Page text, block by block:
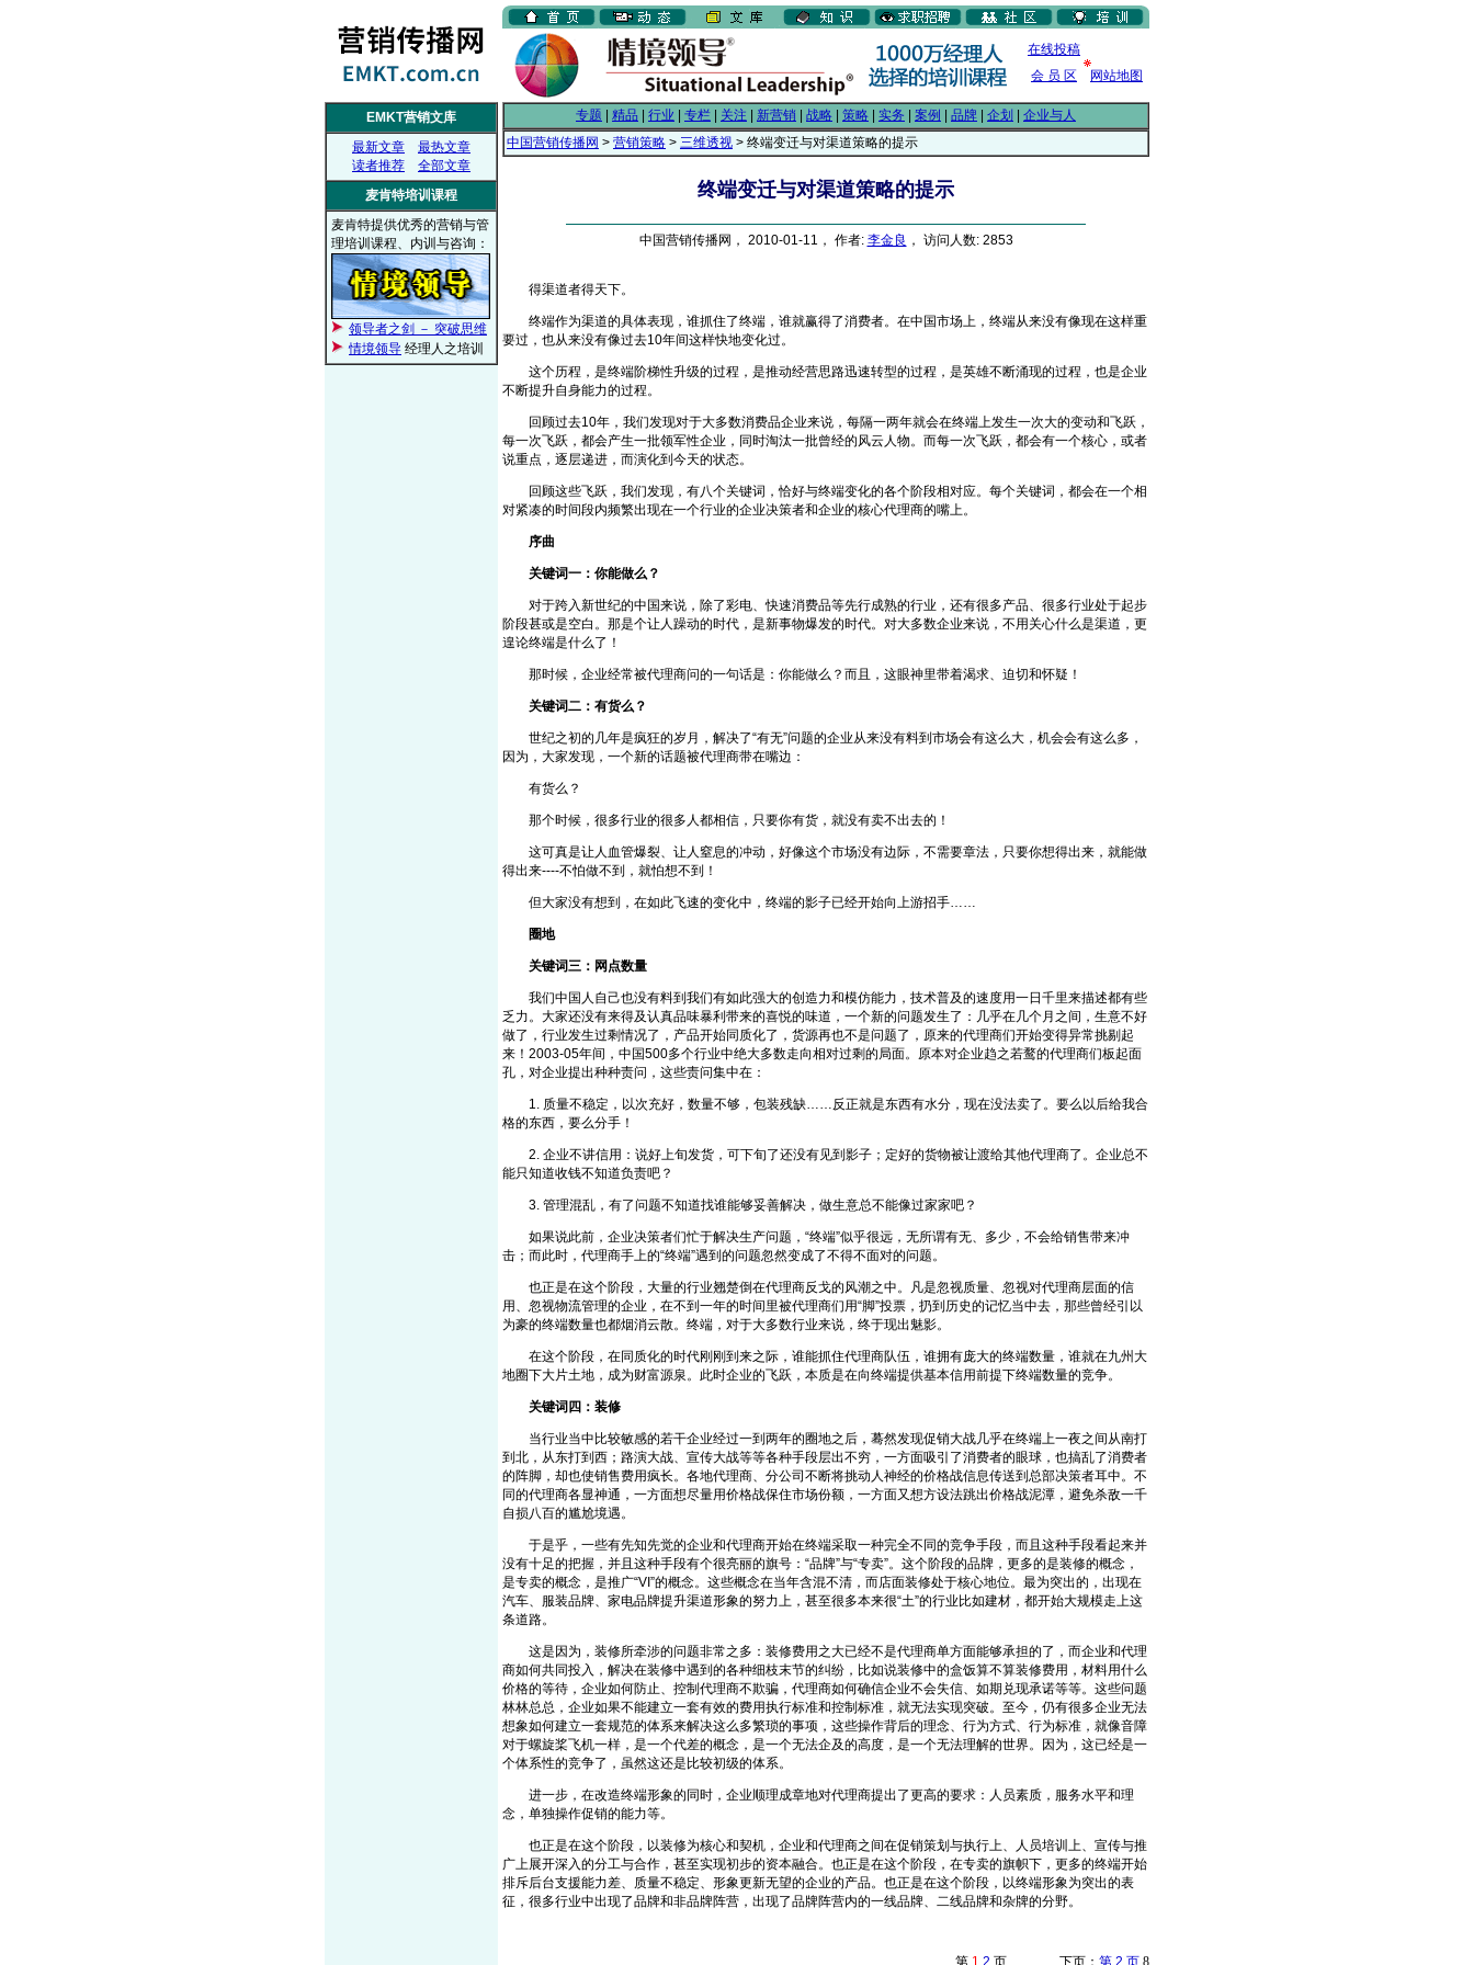
在线投稿
会 员 区
网站地图
EMKT营销文库
最新文章
最热文章
读者推荐
全部文章
麦肯特培训课程
麦肯特提供优秀的营销与管
理培训课程、内训与咨询：
领导者之剑 － 突破思维
情境领导 经理人之培训
专题 精品 行业 专栏 关注 新营销 战略 策略 实务 案例 品牌 企划
企业与人
中国营销传播网 > 营销策略 > 三维透视 > 终端变迁与对渠道策略的提示
终端变迁与对渠道策略的提示
中国营销传播网， 2010-01-11， 作者: 李金良 ， 访问人数: 2853
得渠道者得天下。
终端作为渠道的具体表现，谁抓住了终端，谁就赢得了消费者。在中国市场上，终端从来没有像现在这样重
要过，也从来没有像过去10年间这样快地变化过。
这个历程，是终端阶梯性升级的过程，是推动经营思路迅速转型的过程，是英雄不断涌现的过程，也是企业
不断提升自身能力的过程。
回顾过去10年，我们发现对于大多数消费品企业来说，每隔一两年就会在终端上发生一次大的变动和飞跃，
每一次飞跃，都会产生一批领军性企业，同时淘汰一批曾经的风云人物。而每一次飞跃，都会有一个核心，或者
说重点，逐层递进，而演化到今天的状态。
回顾这些飞跃，我们发现，有八个关键词，恰好与终端变化的各个阶段相对应。每个关键词，都会在一个相
对紧凑的时间段内频繁出现在一个行业的企业决策者和企业的核心代理商的嘴上。
序曲
关键词一：你能做么？
对于跨入新世纪的中国来说，除了彩电、快速消费品等先行成熟的行业，还有很多产品、很多行业处于起步
阶段甚或是空白。那是个让人躁动的时代，是新事物爆发的时代。对大多数企业来说，不用关心什么是渠道，更
遑论终端是什么了！
那时候，企业经常被代理商问的一句话是：你能做么？而且，这眼神里带着渴求、迫切和怀疑！
关键词二：有货么？
世纪之初的几年是疯狂的岁月，解决了“有无”问题的企业从来没有料到市场会有这么大，机会会有这么多，
因为，大家发现，一个新的话题被代理商带在嘴边：
有货么？
那个时候，很多行业的很多人都相信，只要你有货，就没有卖不出去的！
这可真是让人血管爆裂、让人窒息的冲动，好像这个市场没有边际，不需要章法，只要你想得出来，就能做
得出来----不怕做不到，就怕想不到！
但大家没有想到，在如此飞速的变化中，终端的影子已经开始向上游招手……
圈地
关键词三：网点数量
我们中国人自己也没有料到我们有如此强大的创造力和模仿能力，技术普及的速度用一日千里来描述都有些
乏力。大家还没有来得及认真品味暴利带来的喜悦的味道，一个新的问题发生了：几乎在几个月之间，生意不好
做了，行业发生过剩情况了，产品开始同质化了，货源再也不是问题了，原来的代理商们开始变得异常挑剔起
来！2003-05年间，中国500多个行业中绝大多数走向相对过剩的局面。原本对企业趋之若鹜的代理商们板起面
孔，对企业提出种种责问，这些责问集中在：
1. 质量不稳定，以次充好，数量不够，包装残缺……反正就是东西有水分，现在没法卖了。要么以后给我合
格的东西，要么分手！
2. 企业不讲信用：说好上旬发货，可下旬了还没有见到影子；定好的货物被让渡给其他代理商了。企业总不
能只知道收钱不知道负责吧？
3. 管理混乱，有了问题不知道找谁能够妥善解决，做生意总不能像过家家吧？
如果说此前，企业决策者们忙于解决生产问题，“终端”似乎很远，无所谓有无、多少，不会给销售带来冲
击；而此时，代理商手上的“终端”遇到的问题忽然变成了不得不面对的问题。
也正是在这个阶段，大量的行业翘楚倒在代理商反戈的风潮之中。凡是忽视质量、忽视对代理商层面的信
用、忽视物流管理的企业，在不到一年的时间里被代理商们用“脚”投票，扔到历史的记忆当中去，那些曾经引以
为豪的终端数量也都烟消云散。终端，对于大多数行业来说，终于现出魅影。
在这个阶段，在同质化的时代刚刚到来之际，谁能抓住代理商队伍，谁拥有庞大的终端数量，谁就在九州大
地圈下大片土地，成为财富源泉。此时企业的飞跃，本质是在向终端提供基本信用前提下终端数量的竞争。
关键词四：装修
当行业当中比较敏感的若干企业经过一到两年的圈地之后，蓦然发现促销大战几乎在终端上一夜之间从南打
到北，从东打到西；路演大战、宣传大战等等各种手段层出不穷，一方面吸引了消费者的眼球，也搞乱了消费者
的阵脚，却也使销售费用疯长。各地代理商、分公司不断将挑动人神经的价格战信息传送到总部决策者耳中。不
同的代理商各显神通，一方面想尽量用价格战保住市场份额，一方面又想方设法跳出价格战泥潭，避免杀敌一千
自损八百的尴尬境遇。
于是乎，一些有先知先觉的企业和代理商开始在终端采取一种完全不同的竞争手段，而且这种手段看起来并
没有十足的把握，并且这种手段有个很亮丽的旗号：“品牌”与“专卖”。这个阶段的品牌，更多的是装修的概念，
是专卖的概念，是推广“VI”的概念。这些概念在当年含混不清，而店面装修处于核心地位。最为突出的，出现在
汽车、服装品牌、家电品牌提升渠道形象的努力上，甚至很多本来很“土”的行业比如建材，都开始大规模走上这
条道路。
这是因为，装修所牵涉的问题非常之多：装修费用之大已经不是代理商单方面能够承担的了，而企业和代理
商如何共同投入，解决在装修中遇到的各种细枝末节的纠纷，比如说装修中的盒饭算不算装修费用，材料用什么
价格的等待，企业如何防止、控制代理商不欺骗，代理商如何确信企业不会失信、如期兑现承诺等等。这些问题
林林总总，企业如果不能建立一套有效的费用执行标准和控制标准，就无法实现突破。至今，仍有很多企业无法
想象如何建立一套规范的体系来解决这么多繁琐的事项，这些操作背后的理念、行为方式、行为标准，就像音障
对于螺旋桨飞机一样，是一个代差的概念，是一个无法企及的高度，是一个无法理解的世界。因为，这已经是一
个体系性的竞争了，虽然这还是比较初级的体系。
进一步，在改造终端形象的同时，企业顺理成章地对代理商提出了更高的要求：人员素质，服务水平和理
念，单独操作促销的能力等。
也正是在这个阶段，以装修为核心和契机，企业和代理商之间在促销策划与执行上、人员培训上、宣传与推
广上展开深入的分工与合作，甚至实现初步的资本融合。也正是在这个阶段，在专卖的旗帜下，更多的终端开始
排斥后台支援能力差、质量不稳定、形象更新无望的企业的产品。也正是在这个阶段，以终端形象为突出的表
征，很多行业中出现了品牌和非品牌阵营，出现了品牌阵营内的一线品牌、二线品牌和杂牌的分野。
第 1 2 页 下页： 第 2 页 8